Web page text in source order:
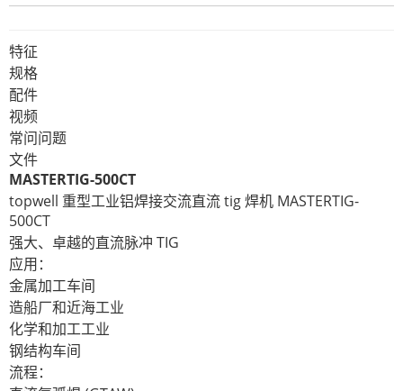
特征
规格
配件
视频
常问问题
文件
MASTERTIG-500CT
topwell 重型工业铝焊接交流直流 tig 焊机 MASTERTIG-
500CT
强大、卓越的直流脉冲 TIG
应用：
金属加工车间
造船厂和近海工业
化学和加工工业
钢结构车间
流程：